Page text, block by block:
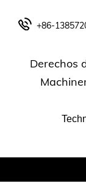
+86-
Derechos